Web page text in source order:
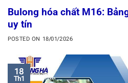
Bulong hóa chất M16:
uy tín
POSTED ON 18/01/2026
18
Th1